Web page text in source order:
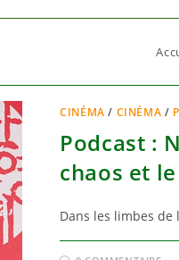
CINÉMA / CINÉMA /
Podcast :
chaos et
Dans les limbes de